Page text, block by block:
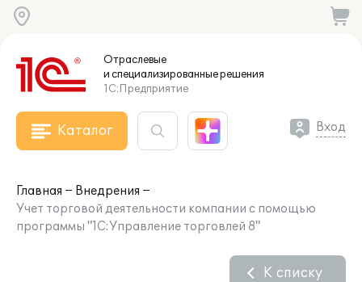
Отраслевые
и специализированныерешения
1С:Предприятие
Каталог Вход
Главная
Внедрения
Учет торговой деятельности компании с помощью
программы "1С:Управление торговлей 8"
К списку